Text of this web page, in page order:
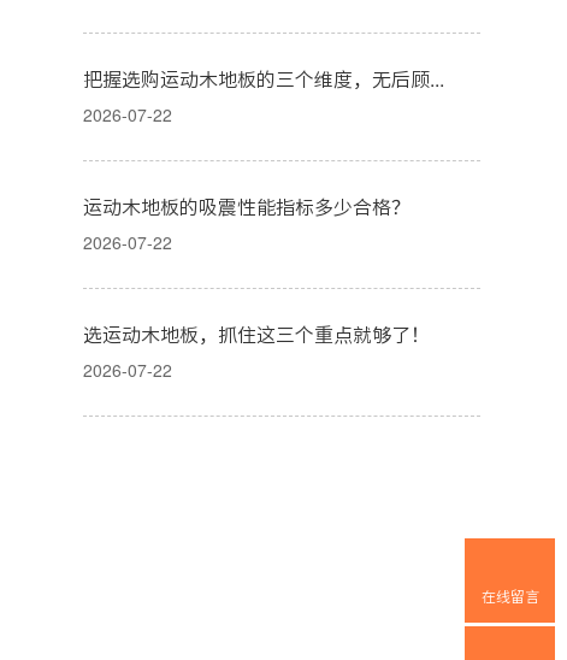
2026-07-22
运动木地板的吸震性能指标多少合格？
2026-07-22
选运动木地板，抓住这三个重点就够了！
2026-07-22
在线留言